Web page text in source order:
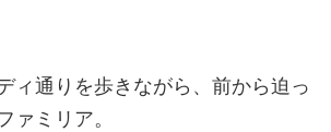
ィ通りを歩きながら、前から迫っ
ァミリア。